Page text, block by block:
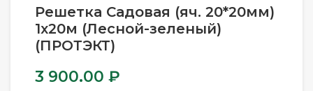
Решетка Садовая (яч. 20*20мм)
1х20м (Лесной-зеленый)
(ПРОТЭКТ)
3 900.00 ₽